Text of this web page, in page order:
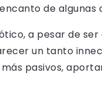
de algunas
a pesar de
un tanto
pasivos,